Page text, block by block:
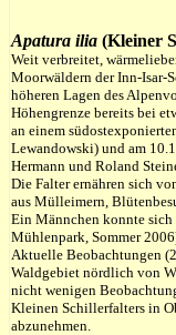
Apatura ilia (Kleiner
Weit verbreitet,
Moorwäldern der Inn-Isar-
höheren Lagen des
Höhengrenze bereits bei
an einem
Lewandowski) und am
Hermann und Roland
Die Falter ernähren sich
aus Mülleimern,
Ein Männchen konnte
Mühlenpark, Sommer
Aktuelle Beobachtungen
Waldgebiet nördlich von
nicht wenigen
Kleinen Schillerfalters in
abzunehmen.